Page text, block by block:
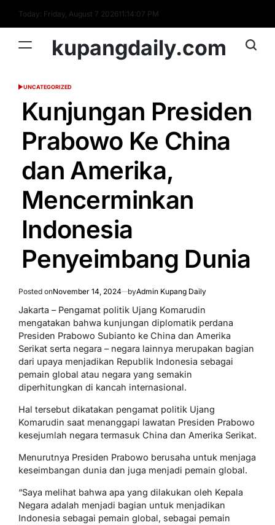
content
Today: Friday, August 7 202611:14:08 PM
kupangdaily.com
POSTED
UNCATEGORIZED
Kunjungan Presiden
Prabowo Ke China
dan Amerika,
Mencerminkan
Indonesia
Penyeimbang Dunia
Posted onNovember 14, 2024 byAdmin Kupang Daily
Jakarta – Pengamat politik Ujang Komarudin
mengatakan bahwa kunjungan diplomatik perdana
Presiden Prabowo Subianto ke China dan Amerika
Serikat serta negara – negara lainnya merupakan bagian
dari upaya menjadikan Republik Indonesia sebagai
pemain global atau negara yang semakin
diperhitungkan di kancah internasional.
Hal tersebut dikatakan pengamat politik Ujang
Komarudin saat menanggapi lawatan Presiden Prabowo
kesejumlah negara termasuk China dan Amerika Serikat.
Menurutnya Presiden Prabowo berusaha untuk menjaga
keseimbangan dunia dan juga menjadi pemain global.
“Saya melihat bahwa apa yang dilakukan oleh Kepala
Negara adalah menjadi bagian untuk menjadikan
Indonesia sebagai pemain global, sebagai pemain